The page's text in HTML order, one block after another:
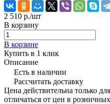
2 510 р./шт
В корзину
В корзине
Купить в 1 клик
Описание
Есть в наличии
Рассчитать доставку
Цена действительна только
отличаться от цен в